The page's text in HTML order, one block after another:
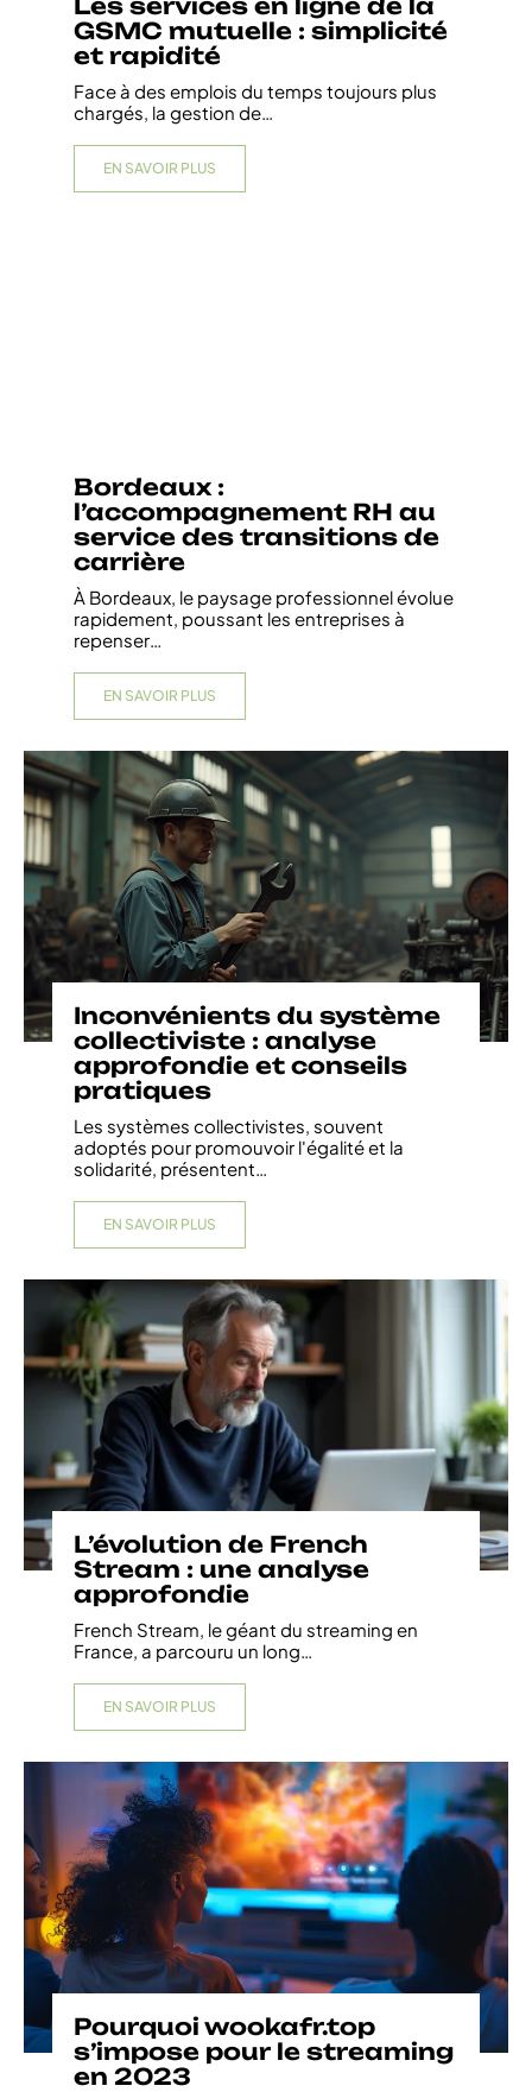
GSMC mutuelle : simplicité
et rapidité
Face à des emplois du temps toujours plus
chargés, la gestion de
EN SAVOIR PLUS
Bordeaux :
l’accompagnement RH au
service des transitions de
carrière
À Bordeaux, le paysage professionnel évolue
rapidement, poussant les entreprises à
repenser…
EN SAVOIR PLUS
Inconvénients du système
collectiviste : analyse
approfondie et conseils
pratiques
Les systèmes collectivistes, souvent
adoptés pour promouvoir l'égalité et la
solidarité, présentent…
EN SAVOIR PLUS
L’évolution de French
Stream : une analyse
approfondie
French Stream, le géant du streaming en
France, a parcouru un long…
EN SAVOIR PLUS
Pourquoi wookafr.top
s’impose pour le streaming
en 2023